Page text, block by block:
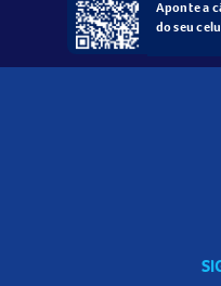
Aponte a
do seu